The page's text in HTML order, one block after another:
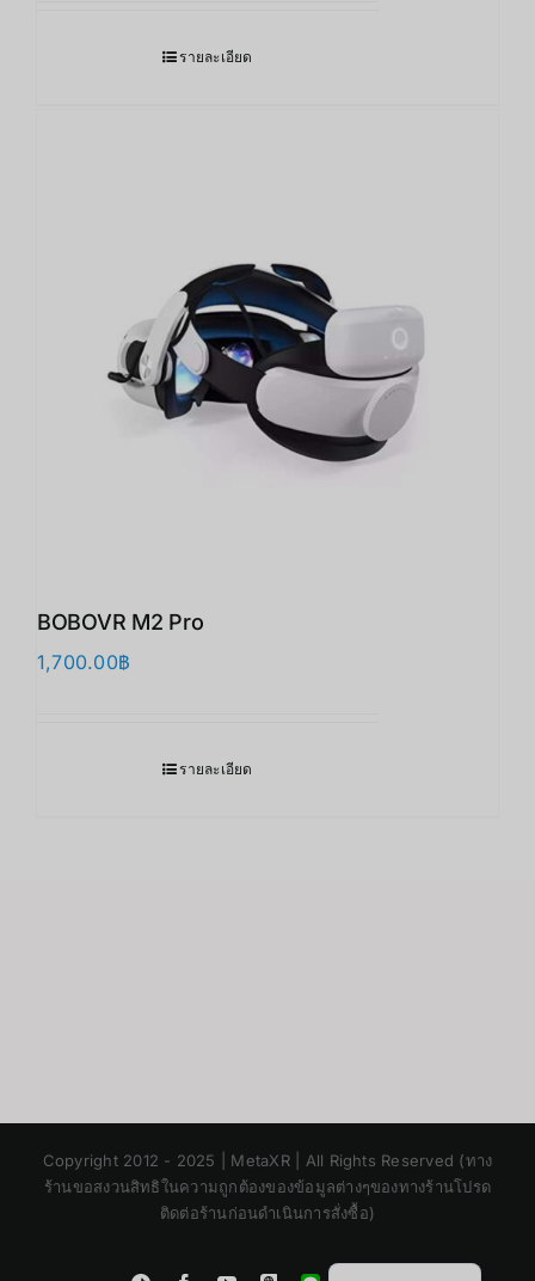
รายละเอียด
BOBOVR M2 Pro
1,700.00฿
รายละเอียด
Copyright 2012 - 2025 | MetaXR | All Rights Reserved (ทาง
ร้านขอสงวนสิทธิในความถูกต้องของข้อมูลต่างๆของทางร้านโปรด
ติดต่อร้านก่อนดำเนินการสั่งซื้อ)Chinese